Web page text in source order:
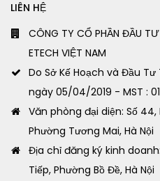
LIÊN HỆ
CÔNG TY CỔ PHẦN ĐẦU
ETECH VIỆT NAM
Do Sở Kế Hoạch và Đầu Tư
ngày 05/04/2019 - MST :
Văn phòng đại diện: Số
Phường Tương Mai, Hà Nội
Địa chỉ đăng ký kinh
Tiếp, Phường Bồ Đề, Hà Nội